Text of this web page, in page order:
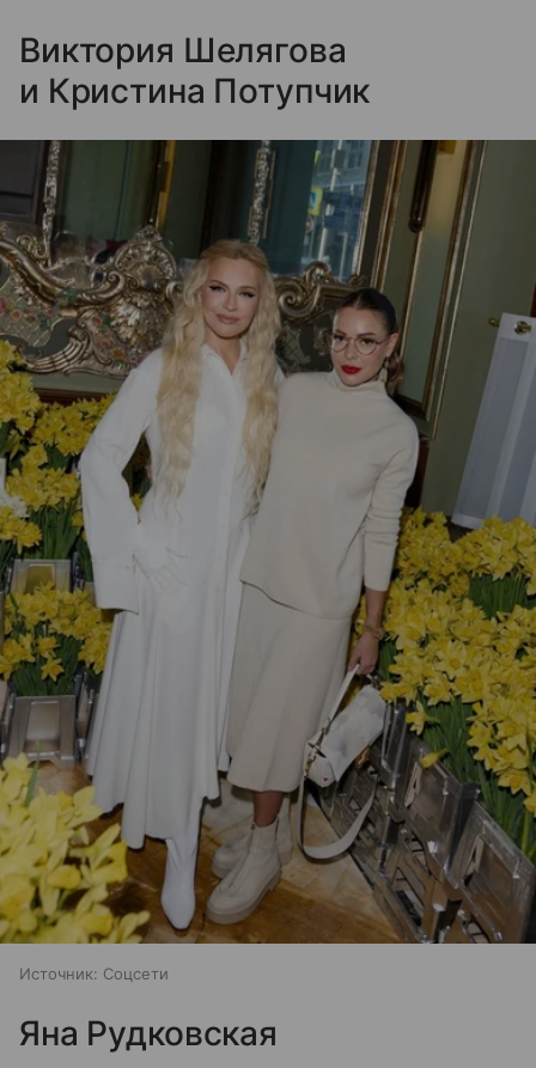
Виктория Шелягова
и Кристина Потупчик
Источник: Соцсети
Яна Рудковская